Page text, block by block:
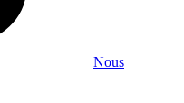
Nous